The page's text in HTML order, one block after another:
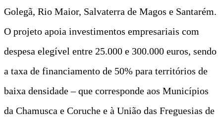
Golegã, Rio Maior, Salvaterra de Magos e Santarém.
O projeto apoia investimentos empresariais com
despesa elegível entre 25.000 e 300.000 euros, sendo
a taxa de financiamento de 50% para territórios de
baixa densidade – que corresponde aos Municípios
da Chamusca e Coruche e à União das Freguesias de